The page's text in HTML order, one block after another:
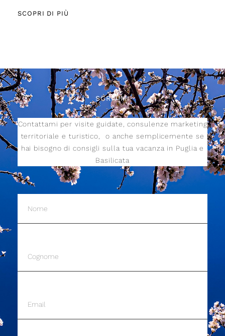
SCOPRI DI PIÙ
SCRIVIMI
Contattami per visite guidate, consulenze marketing
territoriale e turistico, o anche semplicemente se
hai bisogno di consigli sulla tua vacanza in Puglia e
Basilicata